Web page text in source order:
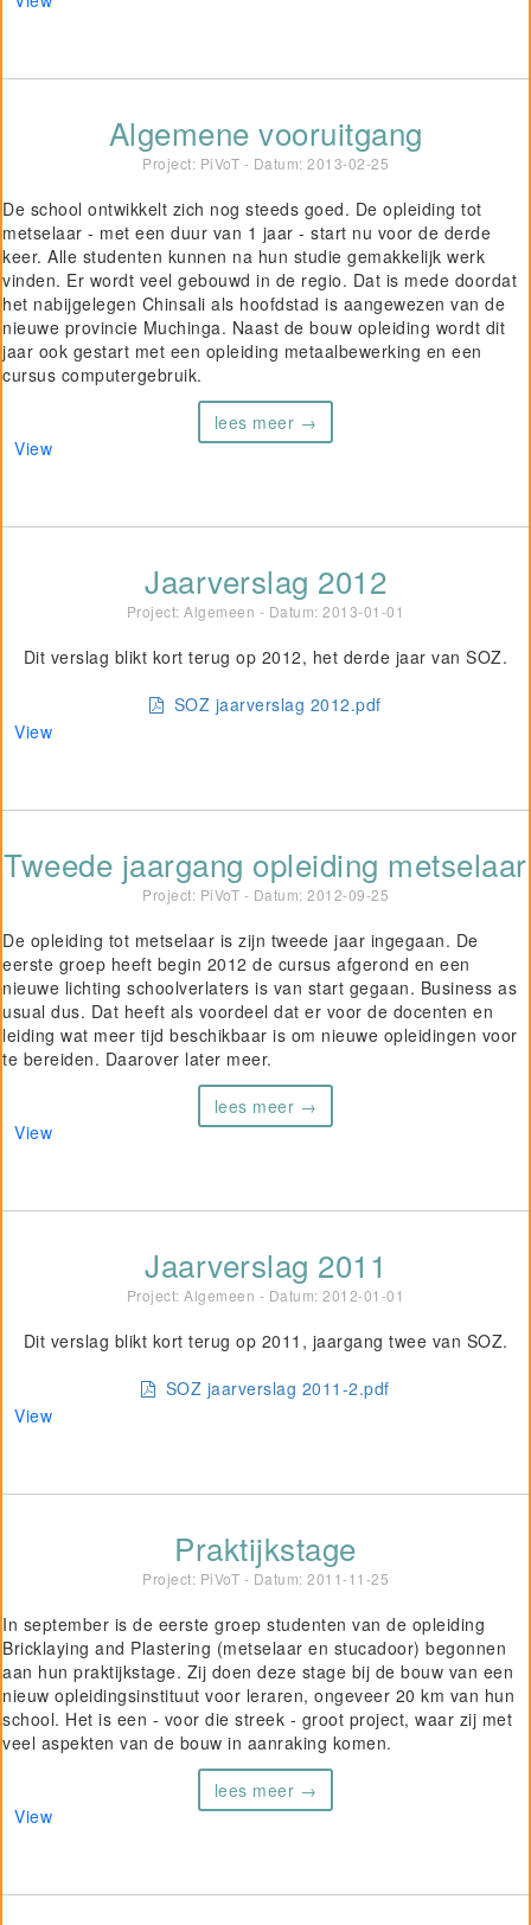
Algemene vooruitgang
Project: PiVoT - Datum: 2013-02-25
De school ontwikkelt zich nog steeds goed. De opleiding tot
metselaar - met een duur van 1 jaar - start nu voor de derde
keer. Alle studenten kunnen na hun studie gemakkelijk werk
vinden. Er wordt veel gebouwd in de regio. Dat is mede doordat
het nabijgelegen Chinsali als hoofdstad is aangewezen van de
nieuwe provincie Muchinga. Naast de bouw opleiding wordt dit
jaar ook gestart met een opleiding metaalbewerking en een
cursus computergebruik.
lees meer →
View
Jaarverslag 2012
Project: Algemeen - Datum:2013-01-01
Dit verslag blikt kort terug op 2012, het derde jaar van SOZ.
SOZ jaarverslag 2012.pdf
View
Tweede jaargang opleiding metselaar
Project: PiVoT - Datum: 2012-09-25
De opleiding tot metselaar is zijn tweede jaar ingegaan. De
eerste groep heeft begin 2012 de cursus afgerond en een
nieuwe lichting schoolverlaters is van start gegaan. Business as
usual dus. Dat heeft als voordeel dat er voor de docenten en
leiding wat meer tijd beschikbaar is om nieuwe opleidingen voor
te bereiden. Daarover later meer.
lees meer →
View
Jaarverslag 2011
Project: Algemeen - Datum:2012-01-01
Dit verslag blikt kort terug op 2011, jaargang twee van SOZ.
SOZ jaarverslag 2011-2.pdf
View
Praktijkstage
Project: PiVoT - Datum: 2011-11-25
In september is de eerste groep studenten van de opleiding
Bricklaying and Plastering (metselaar en stucadoor) begonnen
aan hun praktijkstage. Zij doen deze stage bij de bouw van een
nieuw opleidingsinstituut voor leraren, ongeveer 20 km van hun
school. Het is een - voor die streek - groot project, waar zij met
veel aspekten van de bouw in aanraking komen.
lees meer →
View